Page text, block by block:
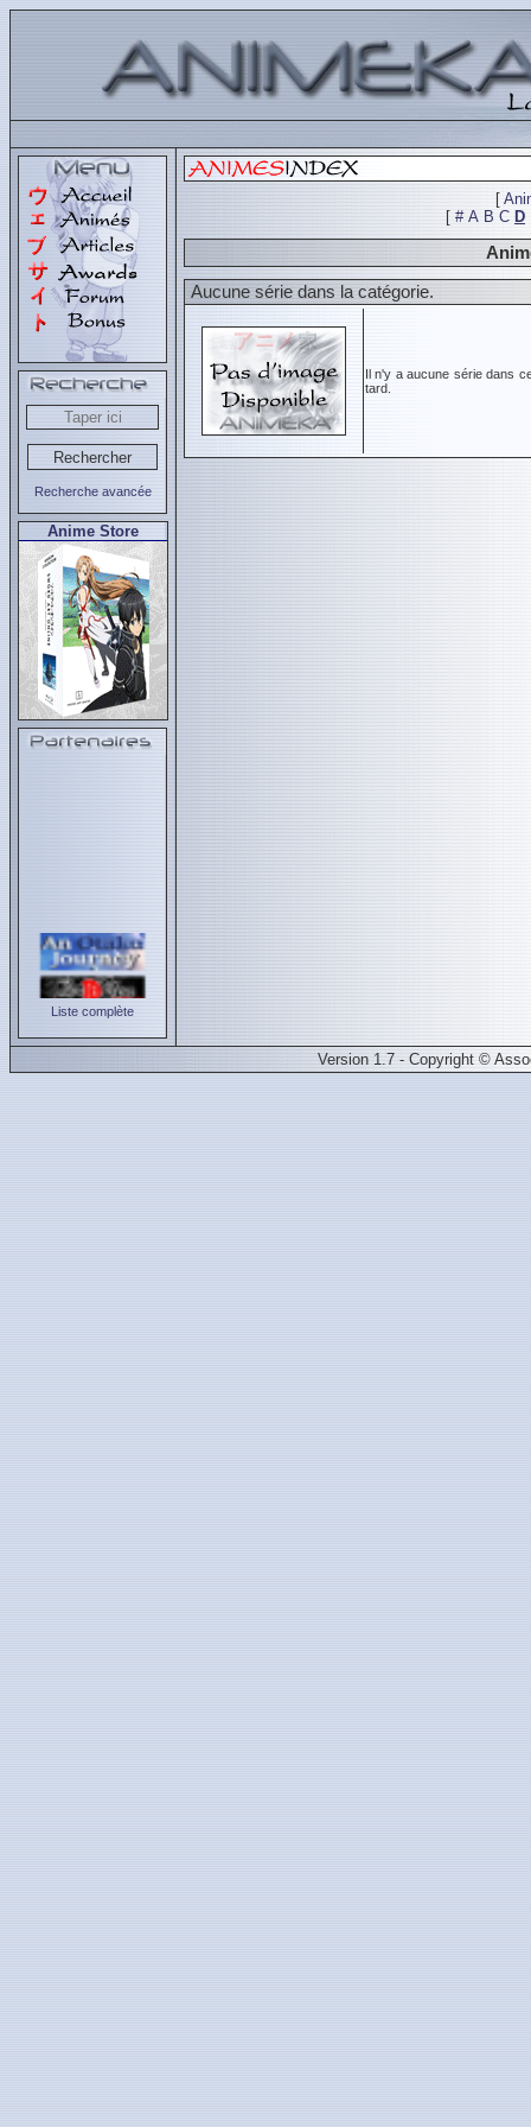
Recherche avancée
Anime Store
Liste complète
[
[ # A B C D
Aucune série dans la catégorie.
Il n'y a aucune série dans
tard.
Version 1.7 - Copyright ©